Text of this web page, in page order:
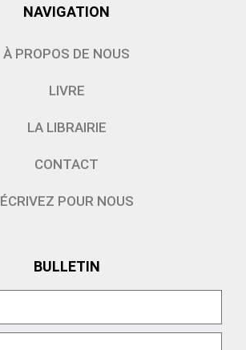
NAVIGATION
À PROPOS DE NOUS
LIVRE
LA LIBRAIRIE
CONTACT
ÉCRIVEZ POUR NOUS
BULLETIN